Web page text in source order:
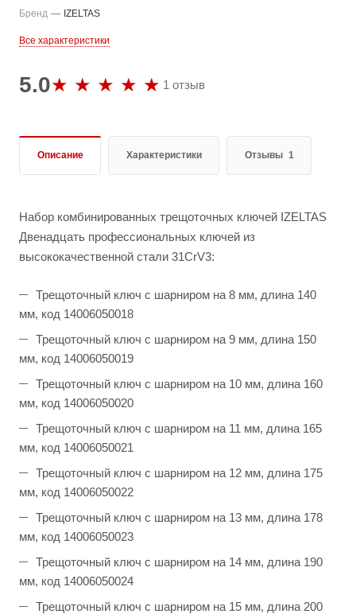
Бренд — IZELTAS
Все характеристики
5.0 1 отзыв
Описание Характеристики Отзывы 1
Набор комбинированных трещоточных ключей IZELTAS
Двенадцать профессиональных ключей из
высококачественной стали 31CrV3:
Трещоточный ключ с шарниром на 8 мм, длина 140
мм, код 14006050018
Трещоточный ключ с шарниром на 9 мм, длина 150
мм, код 14006050019
Трещоточный ключ с шарниром на 10 мм, длина 160
мм, код 14006050020
Трещоточный ключ с шарниром на 11 мм, длина 165
мм, код 14006050021
Трещоточный ключ с шарниром на 12 мм, длина 175
мм, код 14006050022
Трещоточный ключ с шарниром на 13 мм, длина 178
мм, код 14006050023
Трещоточный ключ с шарниром на 14 мм, длина 190
мм, код 14006050024
Трещоточный ключ с шарниром на 15 мм, длина 200